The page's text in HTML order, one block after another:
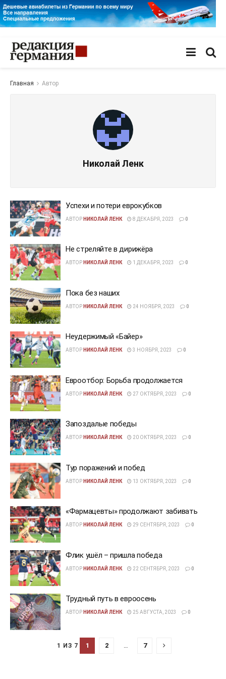
Главная Автор
Николай Ленк
Успехи и потери еврокубков
АВТОР НИКОЛАЙ ЛЕНК 8 ДЕКАБРЯ, 2023 0
Не стреляйте в дирижёра
АВТОР НИКОЛАЙ ЛЕНК 1 ДЕКАБРЯ, 2023 0
Пока без наших
АВТОР НИКОЛАЙ ЛЕНК 24 НОЯБРЯ, 2023 0
Неудержимый «Байер»
АВТОР НИКОЛАЙ ЛЕНК 3 НОЯБРЯ, 2023 0
Евроотбор: Борьба продолжается
АВТОР НИКОЛАЙ ЛЕНК 27 ОКТЯБРЯ, 2023 0
Запоздалые победы
АВТОР НИКОЛАЙ ЛЕНК 20 ОКТЯБРЯ, 2023 0
Тур поражений и побед
АВТОР НИКОЛАЙ ЛЕНК 13 ОКТЯБРЯ, 2023 0
«Фармацевты» продолжают забивать
АВТОР НИКОЛАЙ ЛЕНК 29 СЕНТЯБРЯ, 2023 0
Флик ушёл – пришла победа
АВТОР НИКОЛАЙ ЛЕНК 22 СЕНТЯБРЯ, 2023 0
Трудный путь в евроосень
АВТОР НИКОЛАЙ ЛЕНК 25 АВГУСТА, 2023 0
1 ИЗ 7 1 2 7